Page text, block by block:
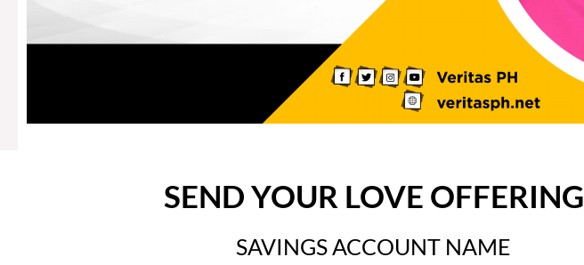
SEND YOUR LOVE OFFERING
SAVINGS ACCOUNT NAME